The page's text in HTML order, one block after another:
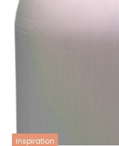
inspiration